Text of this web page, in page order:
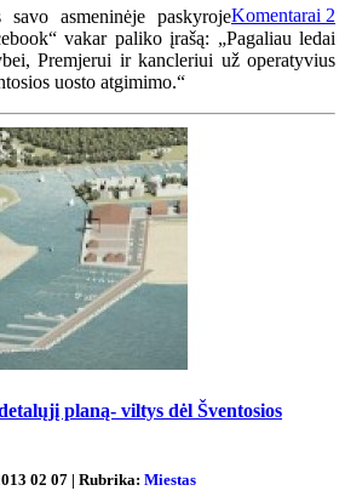
Komentarai 2
savo asmeninėje paskyroje
vakar paliko įrašą: „Pagaliau ledai
Premjerui ir kancleriui už operatyvius
uosto atgimimo.“
planą- viltys dėl Šventosios
02 07 | Rubrika: Miestas